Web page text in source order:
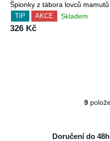
Špionky z tábora lovců mamutů
TIP AKCE Skladem
326 Kč
9
Doručení do 48h